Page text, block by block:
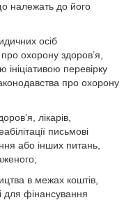
належать до його
осіб
охорону здоров’я,
ініціативою перевірку
про охорону
лікарів,
письмові
або інших питань,
в межах коштів,
фінансування